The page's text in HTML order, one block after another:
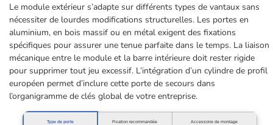
Le module extérieur s’adapte sur différents types de vantaux sans
nécessiter de lourdes modifications structurelles. Les portes en
aluminium, en bois massif ou en métal exigent des fixations
spécifiques pour assurer une tenue parfaite dans le temps. La liaison
mécanique entre le module et la barre intérieure doit rester rigide
pour supprimer tout jeu excessif. L’intégration d’un cylindre de profil
européen permet d’inclure cette porte de secours dans
l’organigramme de clés global de votre entreprise.
Type de porte Fixation recommandée Accessoire de montage